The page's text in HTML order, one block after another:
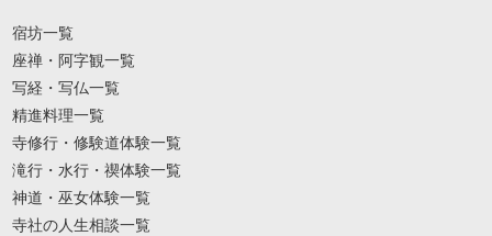
宿坊一覧
座禅・阿字観一覧
写経・写仏一覧
精進料理一覧
寺修行・修験道体験一覧
滝行・水行・禊体験一覧
神道・巫女体験一覧
寺社の人生相談一覧